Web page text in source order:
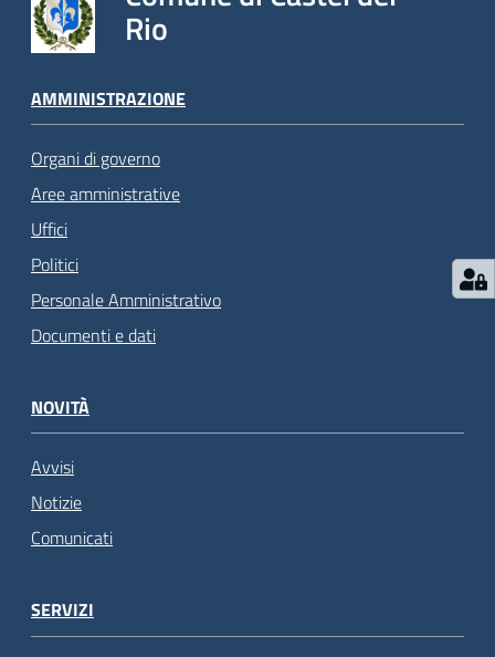
Rio
AMMINISTRAZIONE
Organi di governo
Aree amministrative
Uffici
Politici
Personale Amministrativo
Documenti e dati
NOVITÀ
Avvisi
Notizie
Comunicati
SERVIZI